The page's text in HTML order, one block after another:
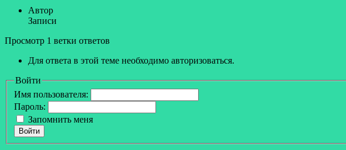
Автор
Записи
Просмотр 1 ветки ответов
Для ответа в этой теме необходимо авторизоваться.
Войти
Имя пользователя:
Пароль:
Запомнить меня
Войти